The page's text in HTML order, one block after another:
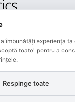
online efectuate pe acest
îmbunătăți experiența ta
toate" pentru a
Respinge toate